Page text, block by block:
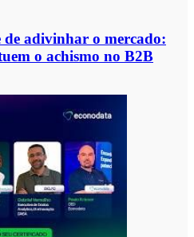
adivinhar o mercado:
o achismo no B2B